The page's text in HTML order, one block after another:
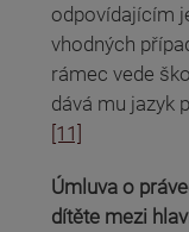
odpovídajícím
vhodných
rámec vede
dává mu jazyk
[11]
Úmluva o
dítěte mezi